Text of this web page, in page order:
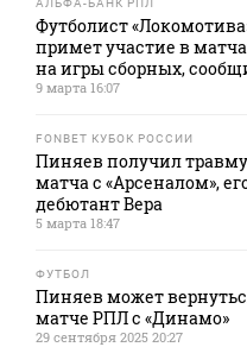
АЛЬФА-БАНК РПЛ
Футболист
примет участие в
на игры сборных,
9 марта 16:07
FONBET КУБОК РОССИИ
Пиняев получил
матча с «Арсеналом»,
дебютант Вера
5 марта 18:47
ФУТБОЛ
Пиняев может
матче РПЛ с «Динамо»
29 сентября 2025 20:27